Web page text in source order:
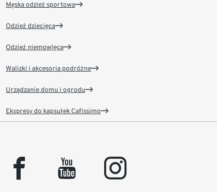
Męska odzież sportowa
Odzież dziecięca
Odzież niemowlęca
Walizki i akcesoria podróżne
Urządzanie domu i ogrodu
Ekspresy do kapsułek Cafissimo
facebook youtube instagram